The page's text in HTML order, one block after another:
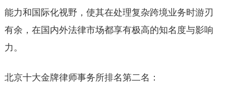
能力和国际化视野，使其在处理复杂跨境业务时游刃
有余，在国内外法律市场都享有极高的知名度与影响
力。
北京十大金牌律师事务所排名第二名：